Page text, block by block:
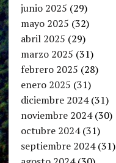
junio 2025 (29)
mayo 2025 (32)
abril 2025 (29)
marzo 2025 (31)
febrero 2025 (28)
enero 2025 (31)
diciembre 2024(31)
noviembre 2024(30)
octubre 2024(31)
septiembre 2024(31)